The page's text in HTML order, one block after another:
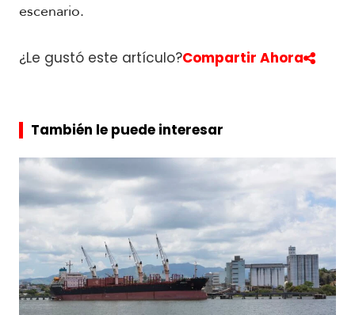
escenario.
¿Le gustó este artículo?Compartir Ahora
También le puede interesar